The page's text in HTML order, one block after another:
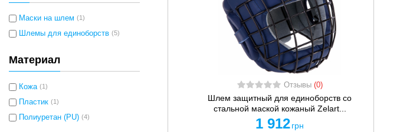
Маски на шлем (1)
Шлемы для единоборств (5)
Материал
Кожа (1)
Пластик (1)
Полиуретан (PU) (4)
Отзывы (0)
Шлем защитный для единоборств со
стальной маской кожаный Zelart...
1 912 грн